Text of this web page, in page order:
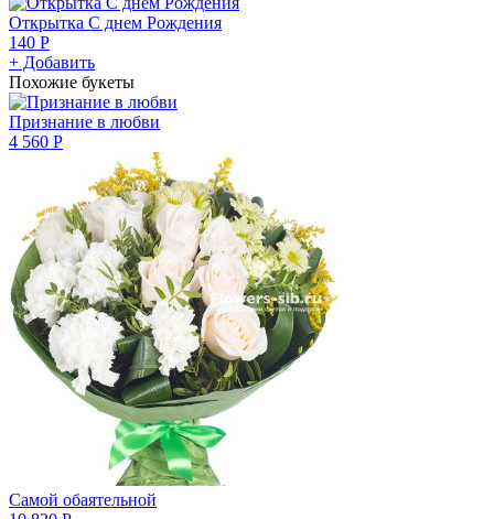
Открытка С днем Рождения
140 Р
+ Добавить
Похожие букеты
Признание в любви
4 560 Р
Самой обаятельной